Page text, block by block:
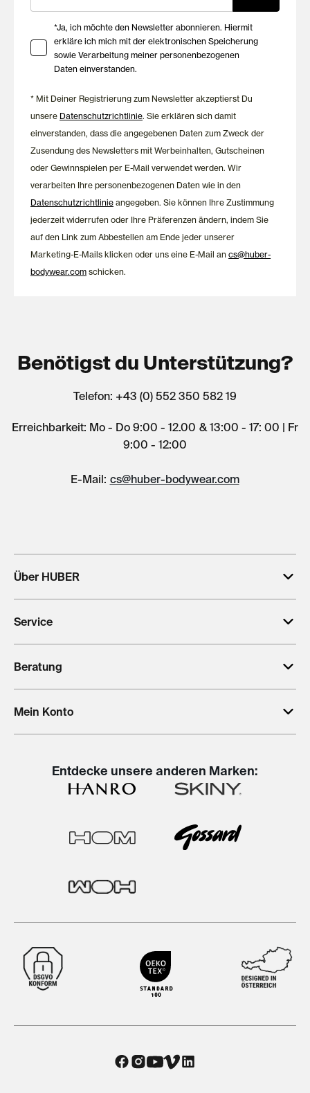
Ihre Zustimmung zu Marketing E-Mails
*Ja, ich möchte den Newsletter abonnieren. Hiermit
erkläre ich mich mit der elektronischen Speicherung
sowie Verarbeitung meiner personenbezogenen
Daten einverstanden.
* Mit Deiner Registrierung zum Newsletter akzeptierst Du
unsere Datenschutzrichtlinie. Sie erklären sich damit
einverstanden, dass die angegebenen Daten zum Zweck der
Zusendung des Newsletters mit Werbeinhalten, Gutscheinen
oder Gewinnspielen per E-Mail verwendet werden. Wir
verarbeiten Ihre personenbezogenen Daten wie in den
Datenschutzrichtlinie angegeben. Sie können Ihre Zustimmung
jederzeit widerrufen oder Ihre Präferenzen ändern, indem Sie
auf den Link zum Abbestellen am Ende jeder unserer
Marketing-E-Mails klicken oder uns eine E-Mail ancs@huber-
bodywear.com schicken.
Benötigst du Unterstützung?
Telefon: +43 (0) 552 350 582 19
Erreichbarkeit: Mo - Do 9:00 - 12.00 & 13:00 - 17: 00 | Fr
9:00 - 12:00
E-Mail: cs@huber-bodywear.com
Über HUBER
Service
Beratung
Mein Konto
Entdecke unsere anderen Marken: